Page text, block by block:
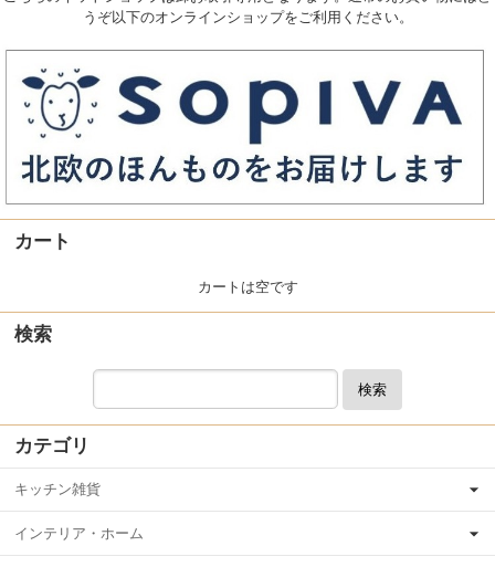
うぞ以下のオンラインショップをご利用ください。
カート
カートは空です
検索
検索
カテゴリ
キッチン雑貨
インテリア・ホーム